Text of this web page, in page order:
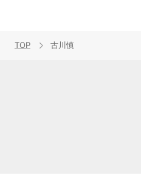
TOP 古川慎